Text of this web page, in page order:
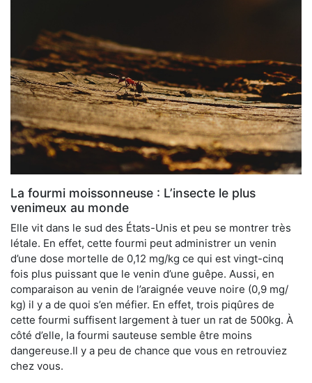
La fourmi moissonneuse : L’insecte le plus
venimeux au monde
Elle vit dans le sud des États-Unis et peu se montrer très
létale. En effet, cette fourmi peut administrer un venin
d’une dose mortelle de 0,12 mg/kg ce qui est vingt-cinq
fois plus puissant que le venin d’une guêpe. Aussi, en
comparaison au venin de l’araignée veuve noire (0,9 mg/
kg) il y a de quoi s’en méfier. En effet, trois piqûres de
cette fourmi suffisent largement à tuer un rat de 500kg. À
côté d’elle, la fourmi sauteuse semble être moins
dangereuse.Il y a peu de chance que vous en retrouviez
chez vous.